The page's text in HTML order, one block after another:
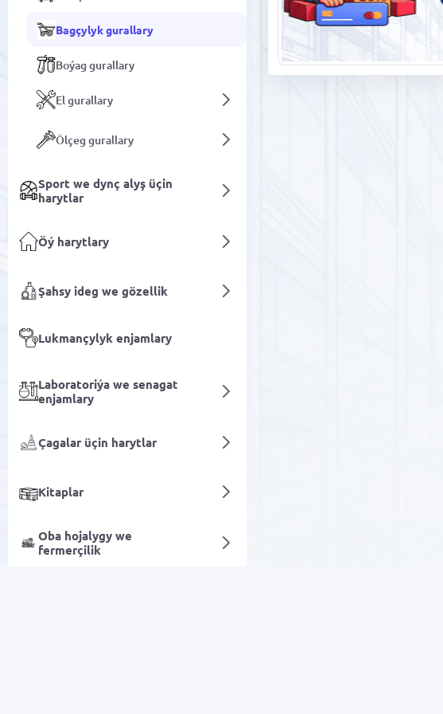
Bagçylyk gurallary
Boýag gurallary
El gurallary
Ölçeg gurallary
Sport we dynç alyş üçin
harytlar
Öý harytlary
Şahsy ideg we gözellik
Lukmançylyk enjamlary
Laboratoriýa we senagat
enjamlary
Çagalar üçin harytlar
Kitaplar
Oba hojalygy we
fermerçilik